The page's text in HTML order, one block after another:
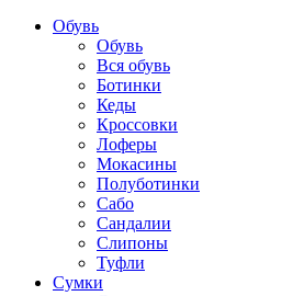
Обувь
Обувь
Вся обувь
Ботинки
Кеды
Кроссовки
Лоферы
Мокасины
Полуботинки
Сабо
Сандалии
Слипоны
Туфли
Сумки